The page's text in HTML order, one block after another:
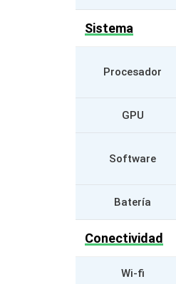
Sistema
Procesador
GPU
Software
Batería
Conectividad
Wi-fi